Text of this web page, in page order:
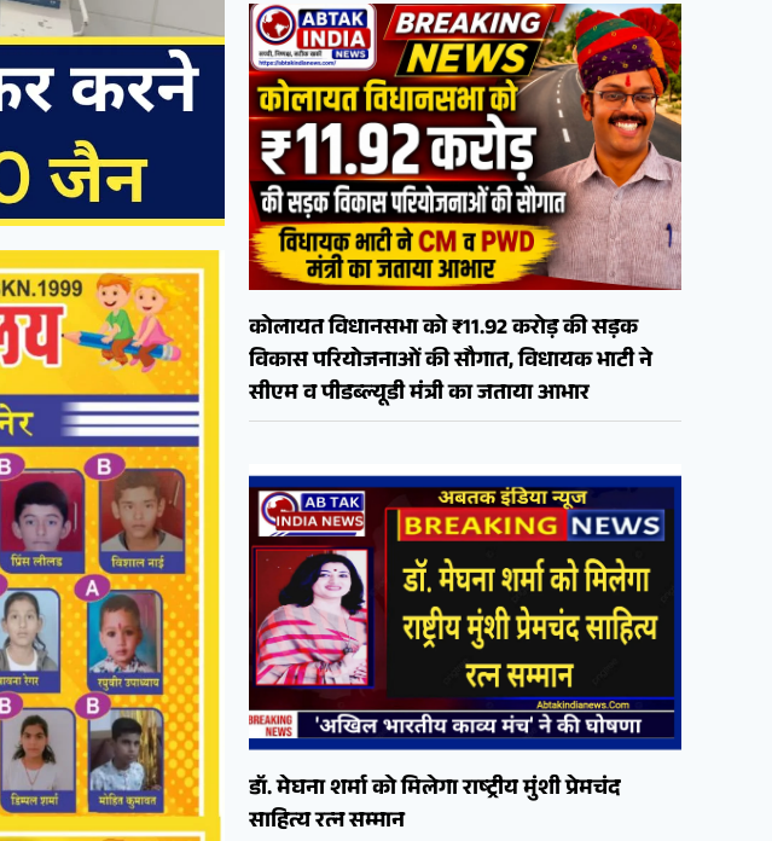
कोलायत विधानसभा को ₹11.92 करोड़ की सड़क
विकास परियोजनाओं की सौगात, विधायक भाटी ने
सीएम व पीडब्ल्यूडी मंत्री का जताया आभार
डॉ. मेघना शर्मा को मिलेगा राष्ट्रीय मुंशी प्रेमचंद
साहित्य रत्न सम्मान